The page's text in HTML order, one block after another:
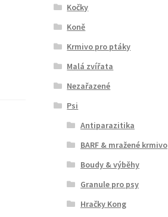
Kočky
Koně
Krmivo pro ptáky
Malá zvířata
Nezařazené
Psi
Antiparazitika
BARF & mražené krmivo
Boudy & výběhy
Granule pro psy
Hračky Kong